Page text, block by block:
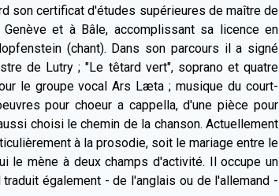
son certificat d'études supérieures de maître de
et à Bâle, accomplissant sa licence en
(chant). Dans son parcours il a signé
de Lutry ; "Le têtard vert", soprano et quatre
le groupe vocal Ars Læta ; musique du court-
pour choeur a cappella, d'une pièce pour
choisi le chemin de la chanson. Actuellement
à la prosodie, soit le mariage entre le
le mène à deux champs d'activité. Il occupe un
également - de l'anglais ou de l'allemand -